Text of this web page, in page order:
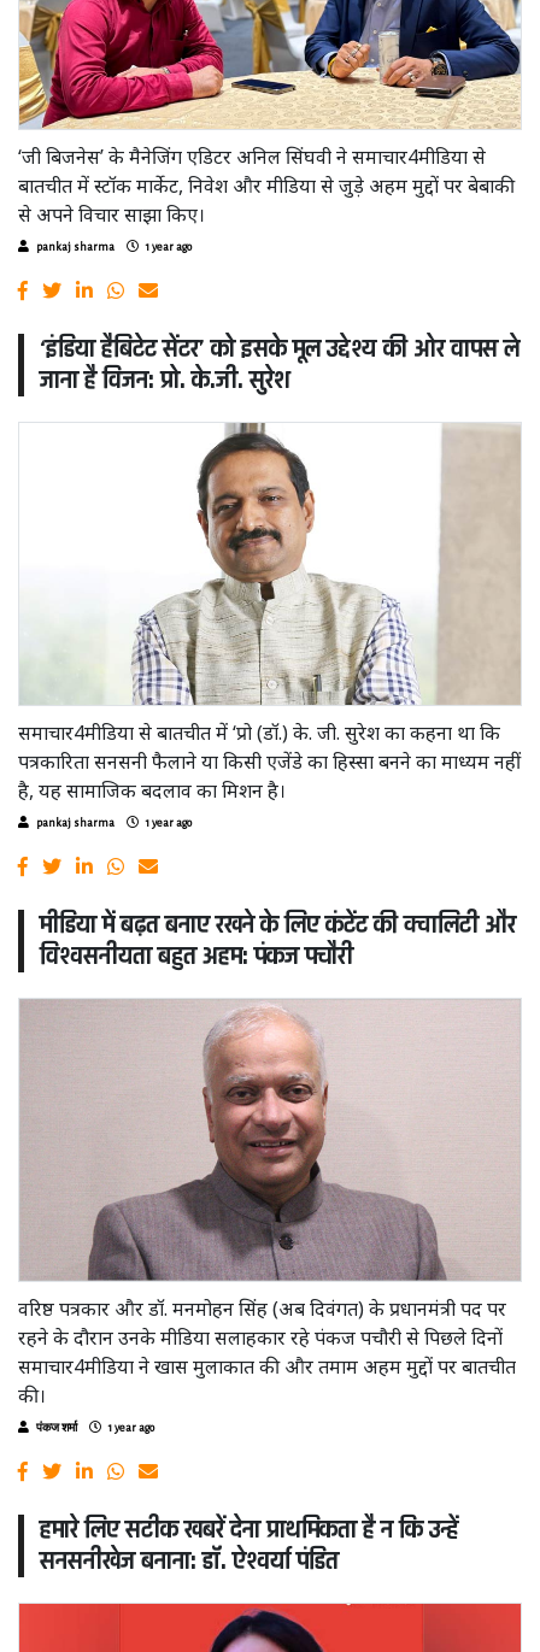
‘जी बिजनेस’ के मैनेजिंग एडिटर अनिल सिंघवी ने समाचार4मीडिया से
बातचीत में स्टॉक मार्केट, निवेश और मीडिया से जुड़े अहम मुद्दों पर बेबाकी
से अपने विचार साझा किए।
pankaj sharma 1 year ago
‘इंडिया हैबिटेट सेंटर’ को इसके मूल उद्देश्य की ओर वापस ले
जाना है विजन: प्रो. के.जी. सुरेश
समाचार4मीडिया से बातचीत में ‘प्रो (डॉ.) के. जी. सुरेश का कहना था कि
पत्रकारिता सनसनी फैलाने या किसी एजेंडे का हिस्सा बनने का माध्यम नहीं
है, यह सामाजिक बदलाव का मिशन है।
pankaj sharma 1 year ago
मीडिया में बढ़त बनाए रखने के लिए कंटेंट की क्वालिटी और
विश्वसनीयता बहुत अहम: पंकज पचौरी
वरिष्ठ पत्रकार और डॉ. मनमोहन सिंह (अब दिवंगत) के प्रधानमंत्री पद पर
रहने के दौरान उनके मीडिया सलाहकार रहे पंकज पचौरी से पिछले दिनों
समाचार4मीडिया ने खास मुलाकात की और तमाम अहम मुद्दों पर बातचीत
की।
पंकज शर्मा 1 year ago
हमारे लिए सटीक खबरें देना प्राथमिकता है न कि उन्हें
सनसनीखेज बनाना: डॉ. ऐश्वर्या पंडित